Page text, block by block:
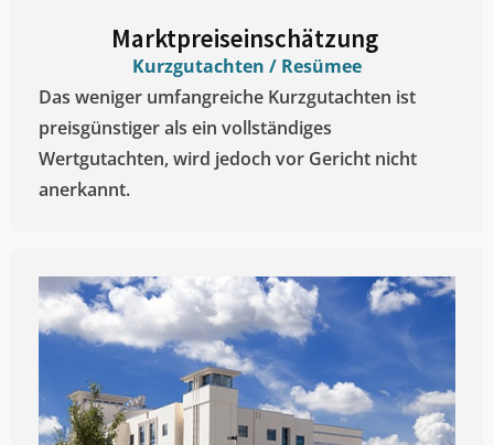
Marktpreiseinschätzung ​
Kurzgutachten / Resümee
Das weniger umfangreiche Kurzgutachten ist
preisgünstiger als ein vollständiges
Wertgutachten, wird jedoch vor Gericht nicht
anerkannt.